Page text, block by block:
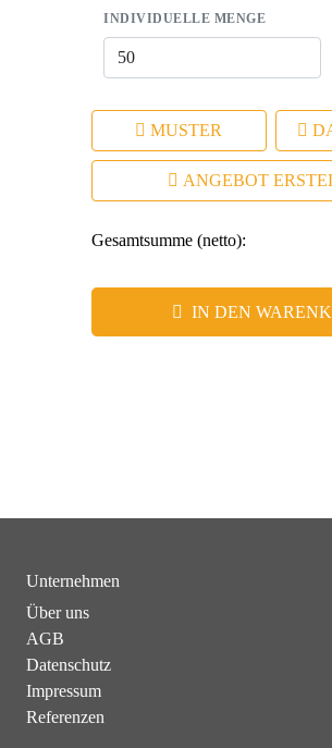
INDIVIDUELLE MENGE
MUSTER
ANGEBOT
Gesamtsumme (netto):
IN DEN
Unternehmen
Über uns
AGB
Datenschutz
Impressum
Referenzen